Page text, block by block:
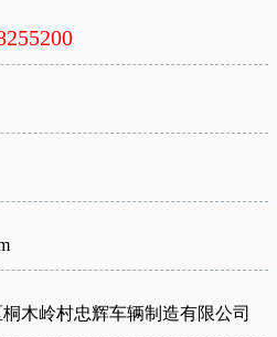
木岭村忠辉车辆制造有限公司